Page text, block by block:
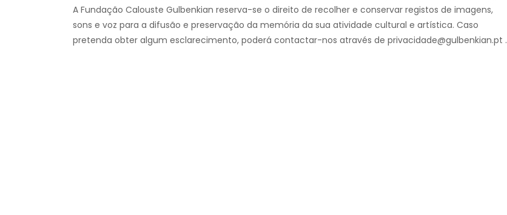
A Fundação Calouste Gulbenkian reserva-se o direito de recolher e conservar registos de imagens,
sons e voz para a difusão e preservação da memória da sua atividade cultural e artística. Caso
pretenda obter algum esclarecimento, poderá contactar-nos através de privacidade@gulbenkian.pt .